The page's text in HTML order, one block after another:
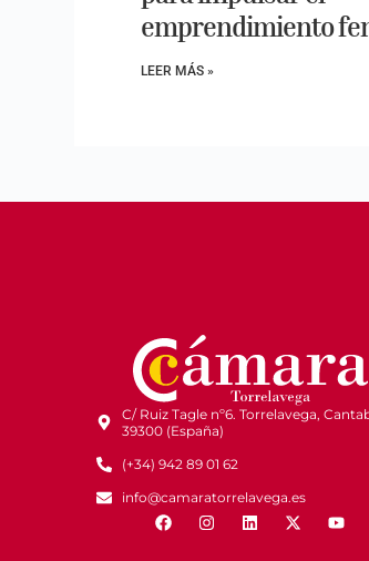
emprendimiento
LEER MÁS »
C/ Ruiz Tagle nº6. Torrelavega,
39300 (España)
(+34) 942 89 01 62
info@camaratorrelavega.es